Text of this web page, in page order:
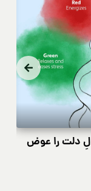
دلت را عوض